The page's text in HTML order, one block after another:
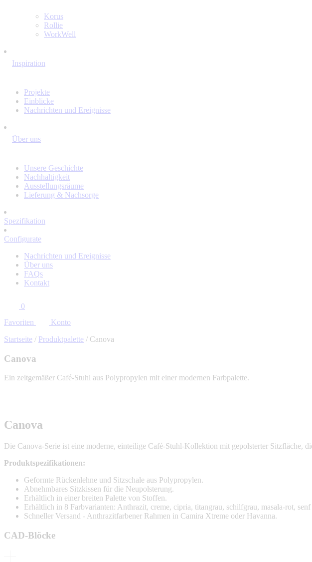
Korus
Rollie
WorkWell
Inspiration
Projekte
Einblicke
Nachrichten und Ereignisse
Über uns
Unsere Geschichte
Nachhaltigkeit
Ausstellungsräume
Lieferung & Nachsorge
Spezifikation
Configurate
Nachrichten und Ereignisse
Über uns
FAQs
Kontakt
0
Favoriten
Konto
Startseite / Produktpalette / Canova
Canova
Ein zeitgemäßer Café-Stuhl aus Polypropylen mit einer modernen Farbpalette.
Canova
Die Canova-Serie ist eine moderne, einteilige Café-Stuhl-Kollektion mit gepolsterter Sitzfläche,
Produktspezifikationen:
Geformte Rückenlehne und Sitzschale aus Polypropylen.
Abnehmbares Sitzkissen für die Neupolsterung.
Erhältlich in einer breiten Palette von Stoffen.
Erhältlich in 8 Farbvarianten: Anthrazit, creme, cipria, titangrau, schilfgrau, masala-rot, senf
Schneller Versand - Anthrazitfarbener Rahmen in Camira Xtreme oder Havanna.
CAD-Blöcke